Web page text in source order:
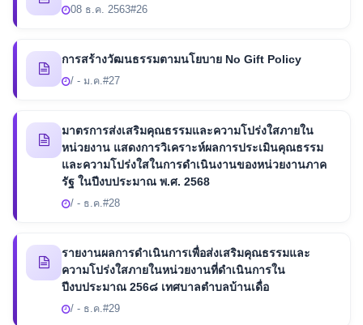
08 ธ.ค. 2563#26
การสร้างวัฒนธรรมตามนโยบาย No Gift Policy
/ - ม.ค.#27
มาตรการส่งเสริมคุณธรรมและความโปร่งใสภายใน
หน่วยงาน แสดงการวิเคราะห์ผลการประเมินคุณธรรม
และความโปร่งใสในการดำเนินงานของหน่วยงานภาค
รัฐ ในปีงบประมาณ พ.ศ. 2568
/ - ธ.ค.#28
รายงานผลการดำเนินการเพื่อส่งเสริมคุณธรรมและ
ความโปร่งใสภายในหน่วยงานที่ดำเนินการใน
ปีงบประมาณ 256๘ เทศบาลตำบลบ้านเดื่อ
/ - ธ.ค.#29